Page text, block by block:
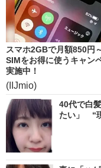
スマホ2GBで月額850円
SIMをお得に使うキャン
実施中！
(IIJmio)
40代で白
たい」 “